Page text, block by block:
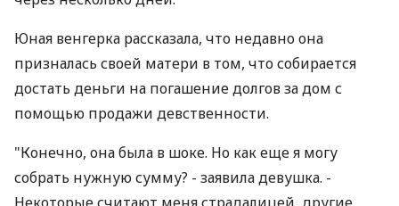
Юная венгерка рассказала, что недавно она
призналась своей матери в том, что собирается
достать деньги на погашение долгов за дом с
помощью продажи девственности.
"Конечно, она была в шоке. Но как еще я могу
собрать нужную сумму? - заявила девушка. -